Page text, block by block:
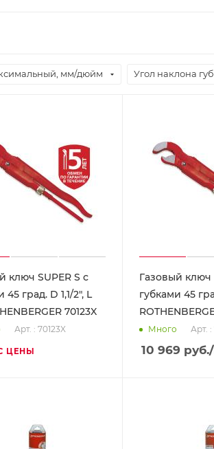
мм/дюйм Угол наклона
ключ SUPER S с
45 град. D 1,1/2", L
70123X
Арт. : 70123X
ЦЕНЫ
Газовый ключ
губками 45
Много Арт. :
10 969 руб.